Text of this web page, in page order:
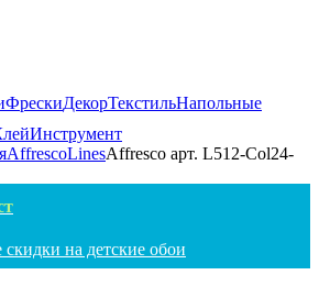
ФрескиДекорТекстильНапольные
Инструмент
AffrescoLinesAffresco арт. L512-Col24-
скидки на детские обои